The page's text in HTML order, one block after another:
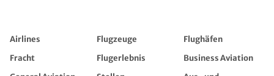
Airlines Flugzeuge
Flughäfen
Fracht
Flugerlebnis
Business Aviation